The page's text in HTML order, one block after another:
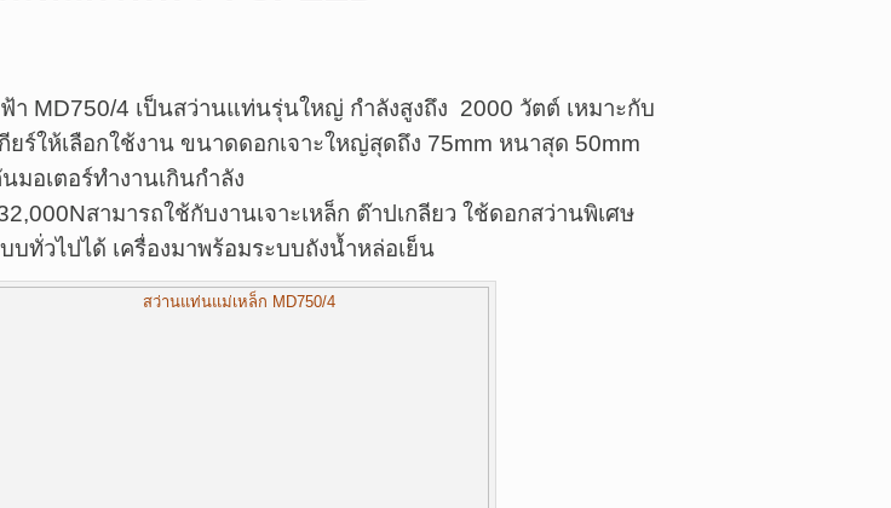
า MD750/4 เป็นสว่านแท่นรุ่นใหญ่ กำลังสูงถึง 2000 วัตต์ เหมาะกับ
ยร์ให้เลือกใช้งาน ขนาดดอกเจาะใหญ่สุดถึง 75mm หนาสุด 50mm
มอเตอร์ทำงานเกินกำลัง
สามารถใช้กับงานเจาะเหล็ก ต๊าปเกลียว ใช้ดอกสว่านพิเศษ
บทั่วไปได้ เครื่องมาพร้อมระบบถังน้ำหล่อเย็น